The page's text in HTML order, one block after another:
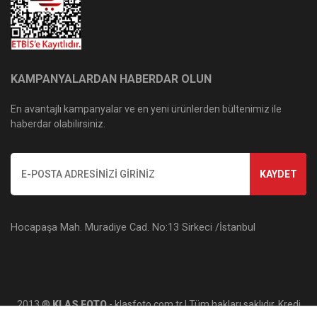
KAMPANYALARDAN HABERDAR OLUN
En avantajlı kampanyalar ve en yeni ürünlerden bültenimiz ile
haberdar olabilirsiniz.
KAYDET
Hocapaşa Mah. Muradiye Cad. No:13 Sirkeci /İstanbul
2013 ®KLAS FOTO- klasfoto.com.tr | Tüm hakları saklıdır. Kredi